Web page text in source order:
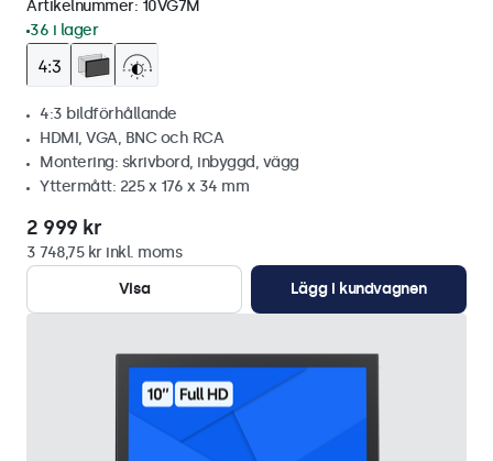
Artikelnummer: 10VG7M
36 i lager
4:3 bildförhållande
HDMI, VGA, BNC och RCA
Montering: skrivbord, inbyggd, vägg
Yttermått: 225 x 176 x 34 mm
2 999 kr
3 748,75 kr inkl. moms
Visa
Lägg i kundvagnen